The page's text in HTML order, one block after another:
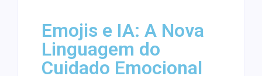
Emojis e IA: A Nova
Linguagem do
Cuidado Emocional